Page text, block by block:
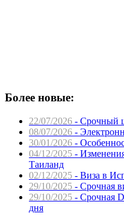
Более новые:
22/07/2026 - Срочный
08/07/2026 -
30/01/2026 -
04/12/2025 -
Таиланд
02/12/2025 - Виза в
29/10/2025 - Срочная
29/10/2025 - Срочная
дня